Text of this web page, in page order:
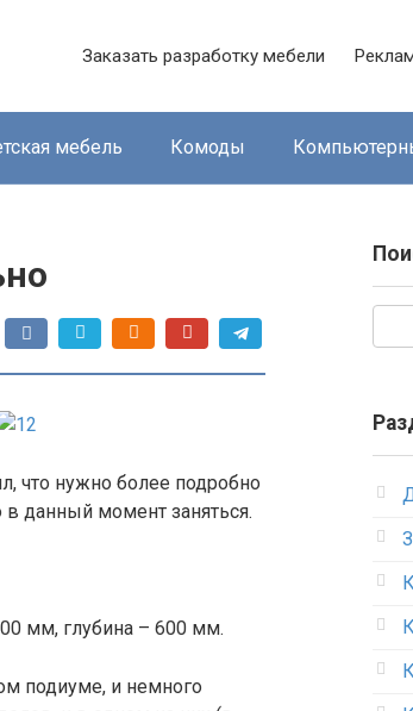
Заказать разработку мебели
мебель Комоды
что нужно более подробно
данный момент заняться.
мм, глубина – 600 мм.
подиуме, и немного